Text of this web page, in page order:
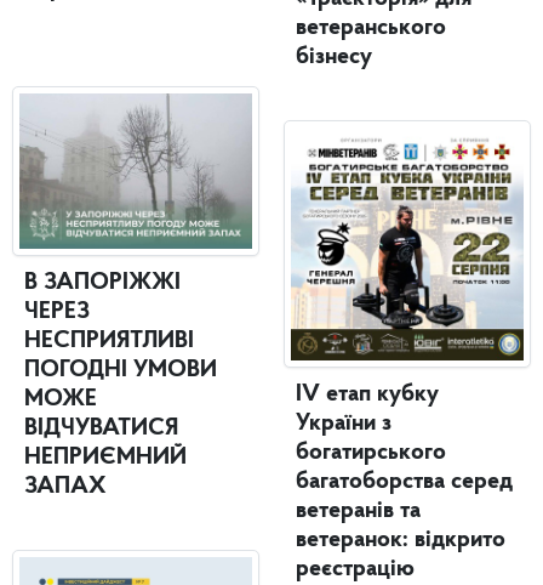
В ЗАПОРІЖЖІ
ЧЕРЕЗ
НЕСПРИЯТЛИВІ
ПОГОДНІ УМОВИ
МОЖЕ
ВІДЧУВАТИСЯ
НЕПРИЄМНИЙ
ЗАПАХ
ветеранського
бізнесу
IV етап кубку
України з
богатирського
багатоборства серед
ветеранів та
ветеранок: відкрито
реєстрацію